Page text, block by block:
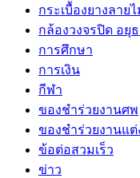
กระเบื้องยางลายไ
กล้องวงจรปิด อยุ
การศึกษา
การเงิน
กีฬา
ของชำร่วยงานศพ
ของชำร่วยงานแต่
ข้อต่อสวมเร็ว
ข่าว